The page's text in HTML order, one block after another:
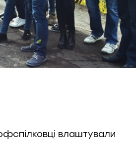
влаштували